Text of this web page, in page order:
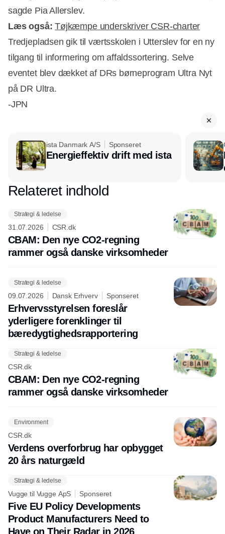
sagde Pia Allerslev.
Læs også:Tøjkæmpe underskriver CSR-charter
Tredjepladsen gik til værtsskolen i Utterslev for en ny
tilgang til informering om affaldssortering. Selve
eventet blev dækket af DRs børneprogram Ultra Nyt
på DR Ultra.
-JPN
ista Danmark A/S Sponseret
Energieffektiv drift med ista
Annonce
Relateret indhold
Strategi & ledelse
31.07.2026 CSR.dk
CBAM: Den nye CO2-regning
rammer også danske virksomheder
Strategi & ledelse
09.07.2026 Dansk Erhverv Sponseret
Erhvervsstyrelsen foreslår
yderligere forenklinger til
bæredygtighedsrapportering
Strategi & ledelse
CSR.dk
CBAM: Den nye CO2-regning
rammer også danske virksomheder
Environment
CSR.dk
Verdens overforbrug har opbygget
20 års naturgæld
Strategi & ledelse
Vugge til Vugge ApS Sponseret
Five EU Policy Developments
Product Manufacturers Need to
Have on Their Radar in 2026